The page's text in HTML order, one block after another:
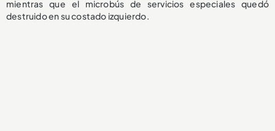
mientras que el microbús de servicios especiales quedó
destruido en su costado izquierdo.